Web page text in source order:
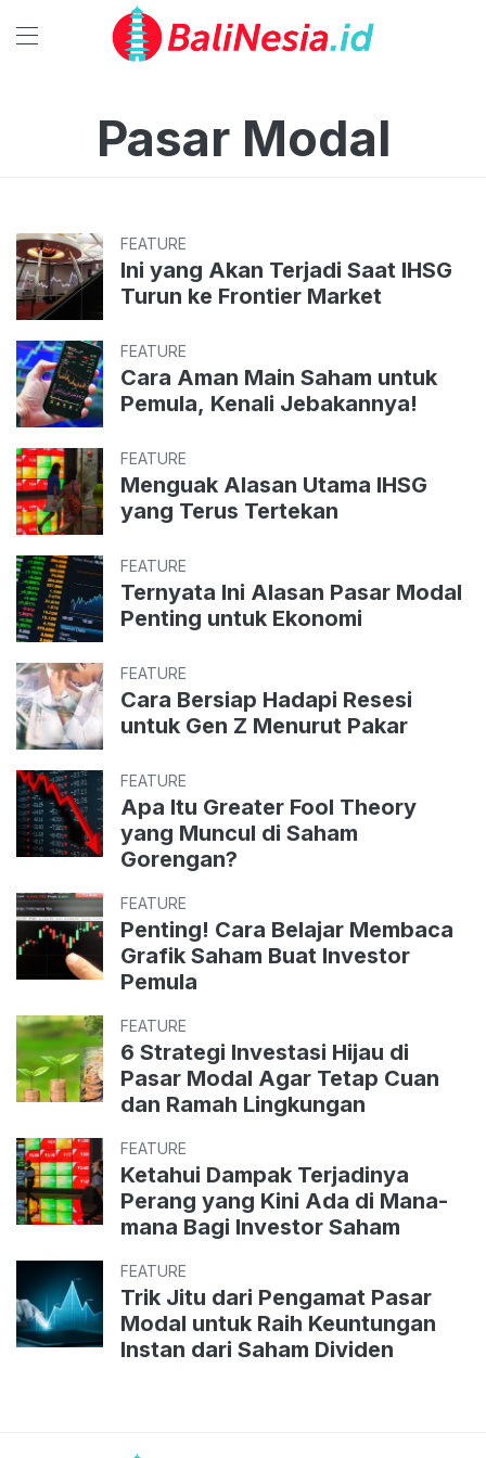
Pasar Modal
FEATURE
Ini yang Akan Terjadi Saat IHSG
Turun ke Frontier Market
FEATURE
Cara Aman Main Saham untuk
Pemula, Kenali Jebakannya!
FEATURE
Menguak Alasan Utama IHSG
yang Terus Tertekan
FEATURE
Ternyata Ini Alasan Pasar Modal
Penting untuk Ekonomi
FEATURE
Cara Bersiap Hadapi Resesi
untuk Gen Z Menurut Pakar
FEATURE
Apa Itu Greater Fool Theory
yang Muncul di Saham
Gorengan?
FEATURE
Penting! Cara Belajar Membaca
Grafik Saham Buat Investor
Pemula
FEATURE
6 Strategi Investasi Hijau di
Pasar Modal Agar Tetap Cuan
dan Ramah Lingkungan
FEATURE
Ketahui Dampak Terjadinya
Perang yang Kini Ada di Mana-
mana Bagi Investor Saham
FEATURE
Trik Jitu dari Pengamat Pasar
Modal untuk Raih Keuntungan
Instan dari Saham Dividen